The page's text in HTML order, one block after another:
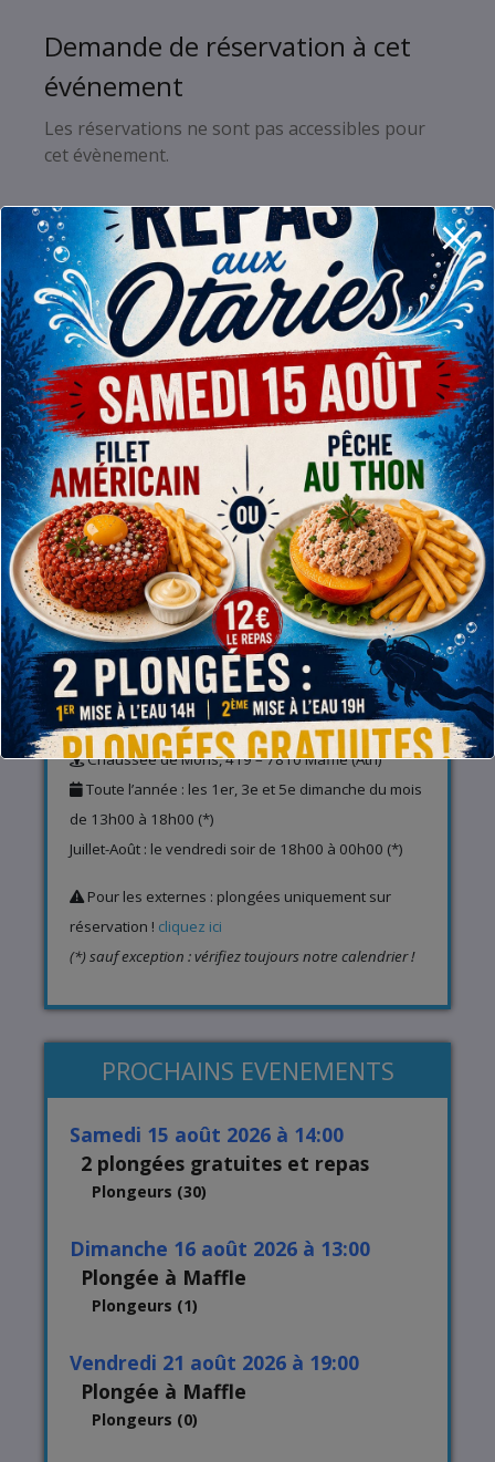
Demande de réservation à cet
événement
Les réservations ne sont pas accessibles pour
cet évènement.
Réservations
Plongeurs Membres (5/25)
Plongeur(s) Externe(s) (0/25)
Responsable Bar (1/1)
Responsable Gonflage (0/1)
RETROUVEZ-NOUS
A l’entrainement (infos et baptême piscine)
Rue de Gand, 1 – 7800 Ath
De Septembre à Juin : les mardis de 20h00 à 21h00
sauf pendant les semaines de congés scolaires (*)
A la carrière (infos et plongées)
Chaussée de Mons, 419 – 7810 Maffle (Ath)
Toute l’année : les 1er, 3e et 5e dimanche du mois
de 13h00 à 18h00 (*)
Juillet-Août : le vendredi soir de 18h00 à 00h00 (*)
Pour les externes : plongées uniquement sur
réservation ! cliquez ici
(*) sauf exception : vérifiez toujours notre calendrier !
PROCHAINS EVENEMENTS
samedi 15 août 2026 à 14:00
2 plongées gratuites et repas
Plongeurs (30)
dimanche 16 août 2026 à 13:00
Plongée à Maffle
Plongeurs (1)
vendredi 21 août 2026 à 19:00
Plongée à Maffle
Plongeurs (0)